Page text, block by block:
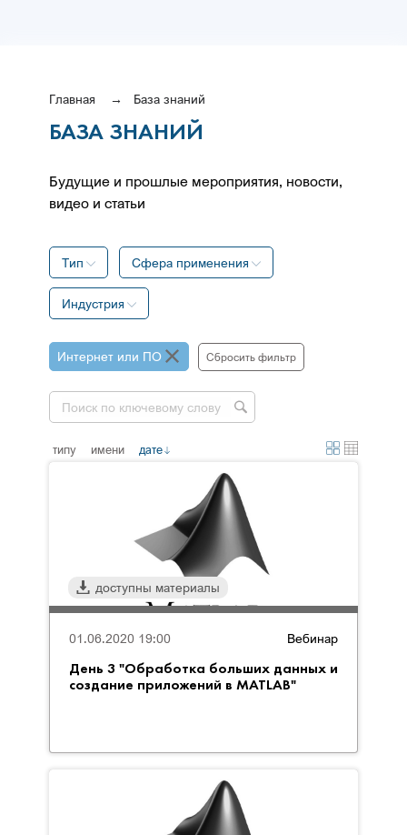
Главная База знаний
БАЗА ЗНАНИЙ
Будущие и прошлые мероприятия, новости,
видео и статьи
Тип Сфера применения
Индустрия
Интернет или ПО Сбросить фильтр
типу имени дате
Вебинар
День 3 "Обработка больших данных и
создание приложений в MATLAB"
01.06.2020 19:00
доступны материалы